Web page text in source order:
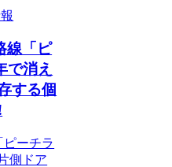
線「ピ
で消え
する個
ーチラ
側ドア